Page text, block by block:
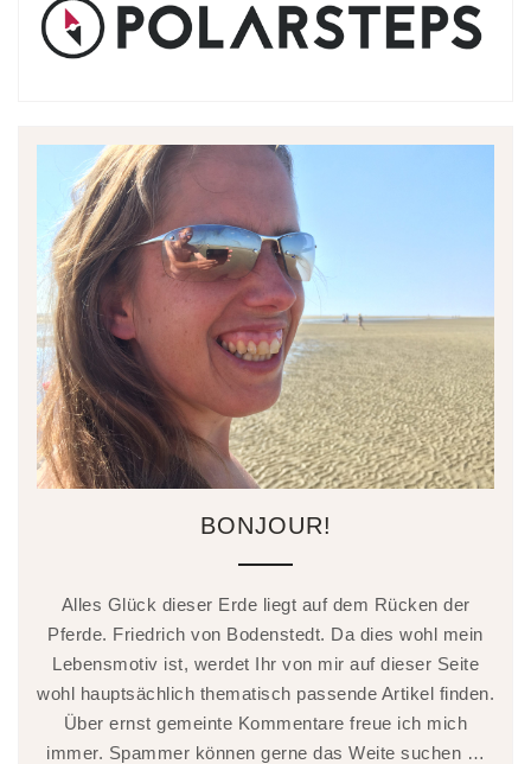
BONJOUR!
Alles Glück dieser Erde liegt auf dem Rücken der
Pferde. Friedrich von Bodenstedt. Da dies wohl mein
Lebensmotiv ist, werdet Ihr von mir auf dieser Seite
wohl hauptsächlich thematisch passende Artikel finden.
Über ernst gemeinte Kommentare freue ich mich
immer. Spammer können gerne das Weite suchen …